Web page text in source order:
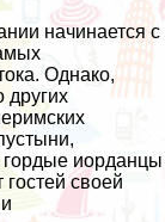
начинается с
Однако,
других
иорданцы
своей